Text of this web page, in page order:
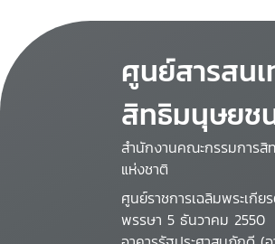
ศูนย์สารสน
สิทธิมนุษยช
สำนักงานคณะกรรมการ
แห่งชาติ
ศูนย์ราชการเฉลิมพระเกีย
พรรษา 5 ธันวาคม 2550